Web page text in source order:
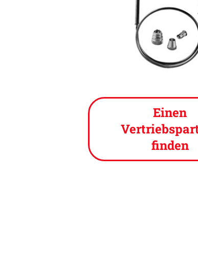
Einen
finden